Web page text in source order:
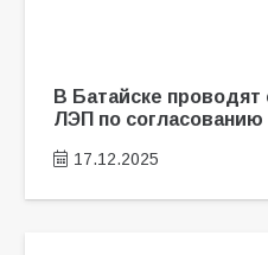
В Батайске
ЛЭП по согласованию
17.12.2025